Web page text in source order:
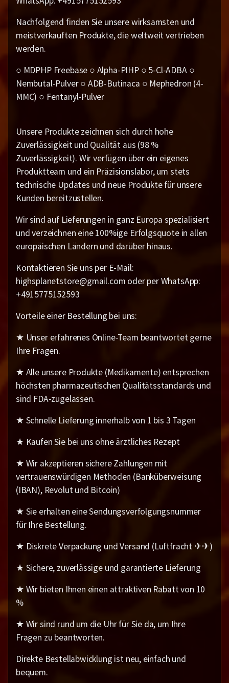
Nachfolgend finden Sie unsere wirksamsten und
meistverkauften Produkte, die weltweit vertrieben
werden.
○ MDPHP Freebase ○ Alpha-PIHP ○ 5-Cl-ADBA ○
Nembutal-Pulver ○ ADB-Butinaca ○ Mephedron (4-
MMC) ○ Fentanyl-Pulver
Unsere Produkte zeichnen sich durch hohe
Zuverlässigkeit und Qualität aus (98 %
Zuverlässigkeit). Wir verfügen über ein eigenes
Produktteam und ein Präzisionslabor, um stets
technische Updates und neue Produkte für unsere
Kunden bereitzustellen.
Wir sind auf Lieferungen in ganz Europa spezialisiert
und verzeichnen eine 100%ige Erfolgsquote in allen
europäischen Ländern und darüber hinaus.
Kontaktieren Sie uns per E-Mail:
highsplanetstore@gmail.com oder per WhatsApp:
+4915775152593
Vorteile einer Bestellung bei uns:
★ Unser erfahrenes Online-Team beantwortet gerne
Ihre Fragen.
★ Alle unsere Produkte (Medikamente) entsprechen
höchsten pharmazeutischen Qualitätsstandards und
sind FDA-zugelassen.
★ Schnelle Lieferung innerhalb von 1 bis 3 Tagen
★ Kaufen Sie bei uns ohne ärztliches Rezept
★ Wir akzeptieren sichere Zahlungen mit
vertrauenswürdigen Methoden (Banküberweisung
(IBAN), Revolut und Bitcoin)
★ Sie erhalten eine Sendungsverfolgungsnummer
für Ihre Bestellung.
★ Diskrete Verpackung und Versand (Luftfracht ✈✈)
★ Sichere, zuverlässige und garantierte Lieferung
★ Wir bieten Ihnen einen attraktiven Rabatt von 10
%
★ Wir sind rund um die Uhr für Sie da, um Ihre
Fragen zu beantworten.
Direkte Bestellabwicklung ist neu, einfach und
bequem.